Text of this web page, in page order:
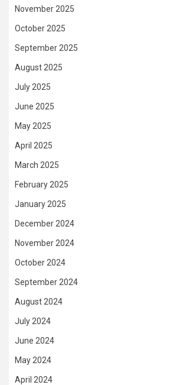
November 2025
October 2025
September 2025
August 2025
July 2025
June 2025
May 2025
April 2025
March 2025
February 2025
January 2025
December 2024
November 2024
October 2024
September 2024
August 2024
July 2024
June 2024
May 2024
April 2024